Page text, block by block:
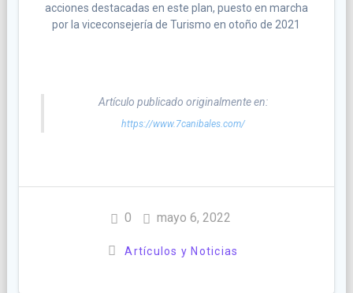
acciones destacadas en este plan, puesto en marcha
por la viceconsejería de Turismo en otoño de 2021
Artículo publicado originalmente en:
https://www.7canibales.com/
0 mayo 6, 2022
Artículos y Noticias